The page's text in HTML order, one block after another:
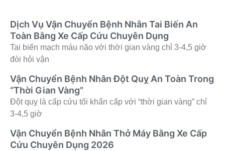
Dịch Vụ Vận Chuyển Bệnh Nhân Tai Biến An
Toàn Bằng Xe Cấp Cứu Chuyên Dụng
Tai biến mạch máu não với thời gian vàng chỉ 3-4,5 giờ
đòi hỏi vận
Vận Chuyển Bệnh Nhân Đột Quỵ An Toàn Trong
“Thời Gian Vàng”
Đột quỵ là cấp cứu tối khẩn cấp với “thời gian vàng” chỉ
3-4,5 giờ
Vận Chuyển Bệnh Nhân Thở Máy Bằng Xe Cấp
Cứu Chuyên Dụng 2026